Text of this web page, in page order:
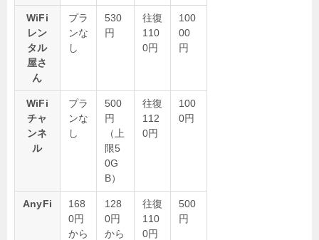
WiFi
レン
タル
屋さ
ん
プラ
ンな
し
530
円
往復
110
0円
100
00
円
WiFi
チャ
ンネ
ル
プラ
ンな
し
500
円
（上
限5
0G
B）
往復
112
0円
100
0円
AnyFi
168
0円
から
128
0円
から
往復
110
0円
500
円